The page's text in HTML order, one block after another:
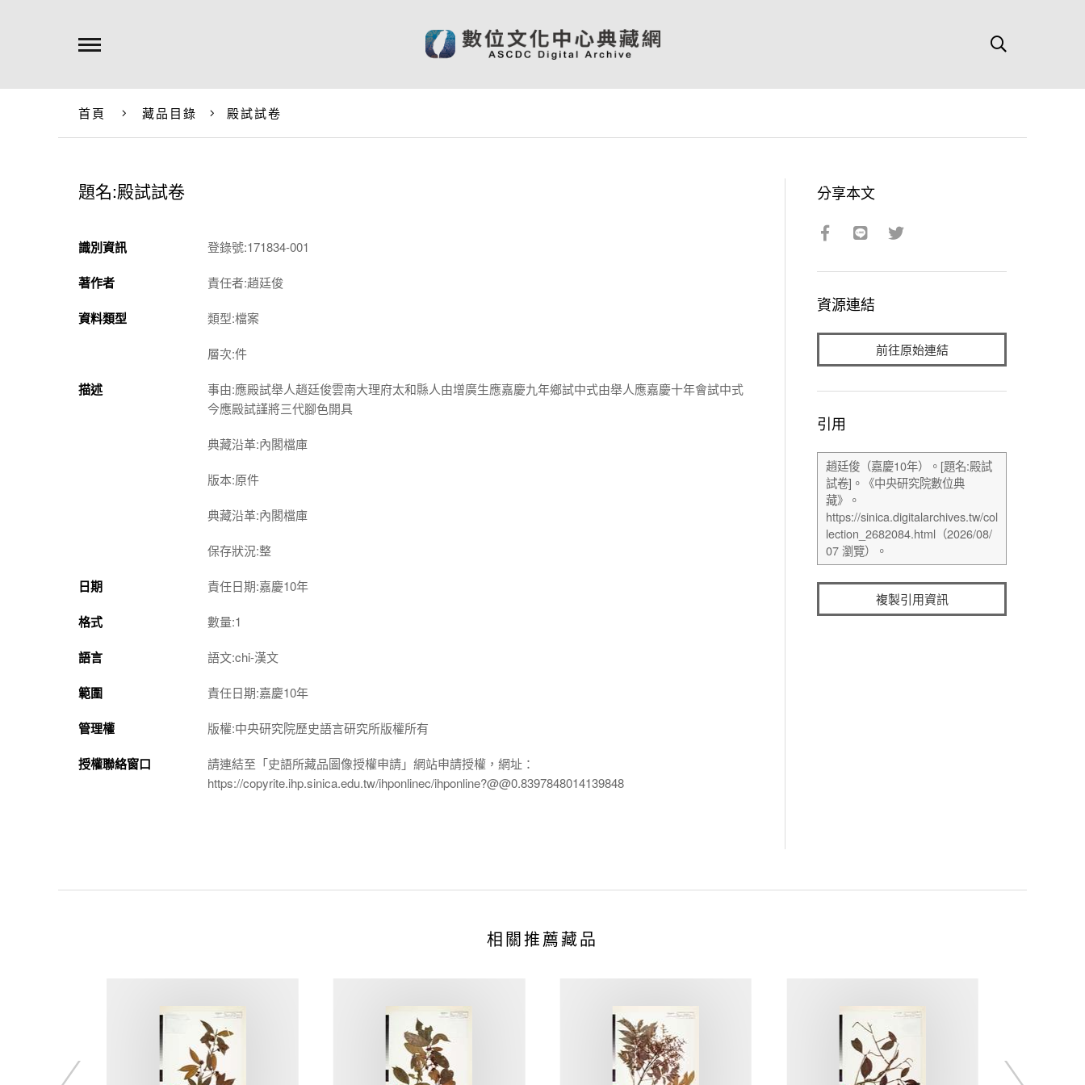
首頁 藏品目錄 殿試試卷
題名:殿試試卷
識別資訊 登錄號:171834-001
著作者 責任者:趙廷俊
資料類型 類型:檔案
層次:件
描述
事由:應殿試舉人趙廷俊雲南大理府太和縣人由增廣生應嘉慶九年鄉試中式由舉人應嘉慶十年會試中式
今應殿試謹將三代腳色開具
典藏沿革:內閣檔庫
版本:原件
典藏沿革:內閣檔庫
保存狀況:整
日期 責任日期:嘉慶10年
格式 數量:1
語言 語文:chi-漢文
範圍 責任日期:嘉慶10年
管理權 版權:中央研究院歷史語言研究所版權所有
授權聯絡窗口
請連結至「史語所藏品圖像授權申請」網站申請授權，網址：
https://copyrite.ihp.sinica.edu.tw/ihponlinec/ihponline?@@0.8397848014139848
分享本文
資源連結
前往原始連結
引用
複製引用資訊
相關推薦藏品